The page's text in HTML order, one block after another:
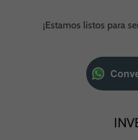
¡Estamos listos para